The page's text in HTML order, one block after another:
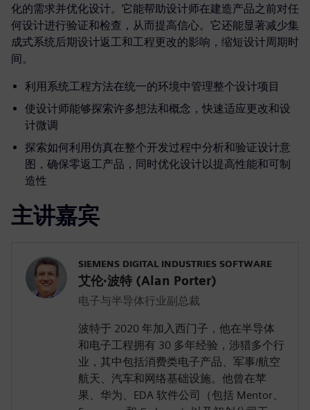
化的需求并优化设计。它能帮助设计师在建造产品之前对任
何设计进行验证和检查，从而提高信心。它还能显著减少集
成式系统后期设计返工和工程更改的影响，缩短设计周期时
间。
利用系统工程方法在统一的环境中管理整个设计项目
使设计师能够探索许多想法和概念，快速适应更改和设
计微调
探索如何利用仿真在整个开发过程中分析和验证设计意
图，确保零返工产品，同时优化设计以提高性能和可制
造性
主讲嘉宾
SIEMENS DIGITAL INDUSTRIES SOFTWARE
艾伦·波特 (Alan Porter)
电子与半导体行业副总裁
波特于 2020 年加入西门子，他在半导体
和电子工程拥有 30 多年经验，涉猎多个行
业，其中包括消费类电子产品、军事/航空
航天、汽车和网络基础设施。他曾在苹
果、华为、EDA 软件公司（包括 Mentor、